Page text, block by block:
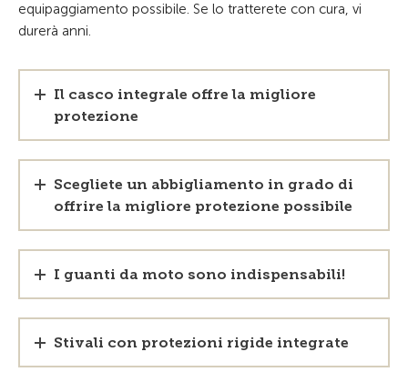
equipaggiamento possibile. Se lo tratterete con cura, vi
durerà anni.
Il casco integrale offre la migliore
protezione
Scegliete un abbigliamento in grado di
offrire la migliore protezione possibile
I guanti da moto sono indispensabili!
Stivali con protezioni rigide integrate